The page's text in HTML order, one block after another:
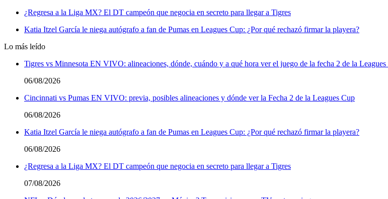
¿Regresa a la Liga MX? El DT campeón que negocia en secreto para llegar a Tigres
Katia Itzel García le niega autógrafo a fan de Pumas en Leagues Cup: ¿Por qué rechazó firmar la playera?
Lo más leído
Tigres vs Minnesota EN VIVO: alineaciones, dónde, cuándo y a qué hora ver el juego de la fecha 2 de la Leagues
06/08/2026
Cincinnati vs Pumas EN VIVO: previa, posibles alineaciones y dónde ver la Fecha 2 de la Leagues Cup
06/08/2026
Katia Itzel García le niega autógrafo a fan de Pumas en Leagues Cup: ¿Por qué rechazó firmar la playera?
06/08/2026
¿Regresa a la Liga MX? El DT campeón que negocia en secreto para llegar a Tigres
07/08/2026